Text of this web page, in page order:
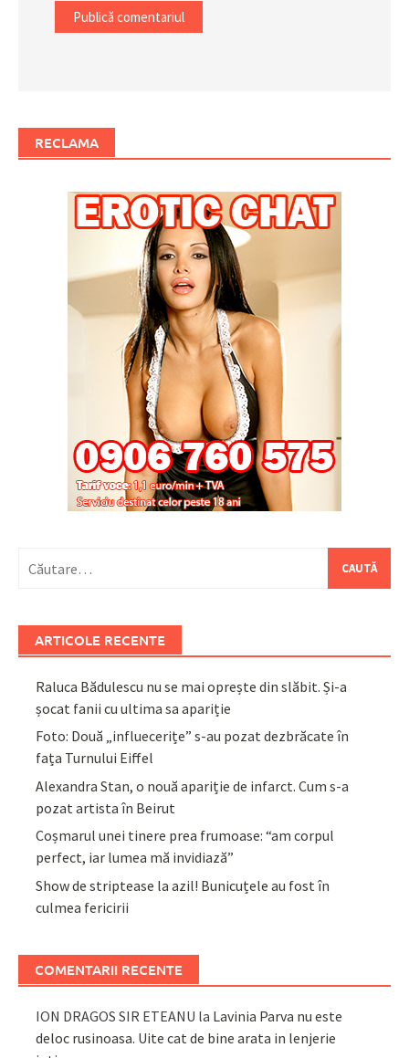
RECLAMA
după:
ARTICOLE RECENTE
Raluca Bădulescu nu se mai oprește din slăbit. Și-a
șocat fanii cu ultima sa apariție
Foto: Două „influecerițe” s-au pozat dezbrăcate în
fața Turnului Eiffel
Alexandra Stan, o nouă apariție de infarct. Cum s-a
pozat artista în Beirut
Coșmarul unei tinere prea frumoase: “am corpul
perfect, iar lumea mă invidiază”
Show de striptease la azil! Bunicuțele au fost în
culmea fericirii
COMENTARII RECENTE
ION DRAGOS SIR ETEANU la Lavinia Parva nu este
deloc rusinoasa. Uite cat de bine arata in lenjerie